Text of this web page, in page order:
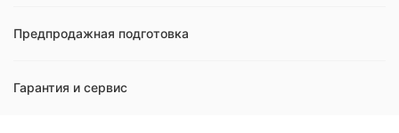
Предпродажная подготовка
Гарантия и сервис